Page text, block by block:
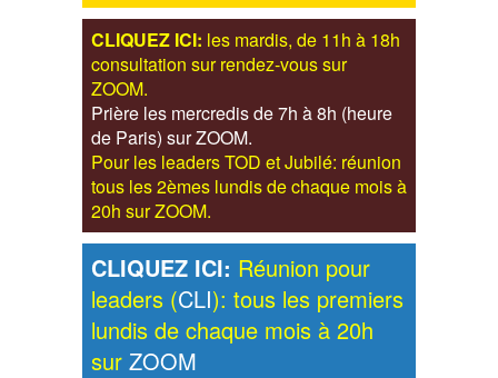
CLIQUEZ ICI: les mardis, de 11h à 18h
consultation sur rendez-vous sur
ZOOM.
Prière les mercredis de 7h à 8h (heure
de Paris) sur ZOOM.
Pour les leaders TOD et Jubilé: réunion
tous les 2èmes lundis de chaque mois à
20h sur ZOOM.
CLIQUEZ ICI: Réunion pour
leaders (CLI): tous les premiers
lundis de chaque mois à 20h
sur ZOOM